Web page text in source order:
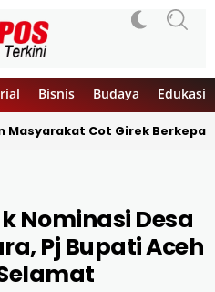
Bisnis Budaya Edukasi
Masyarakat Cot Girek
Nominasi Desa
Pj Bupati Aceh